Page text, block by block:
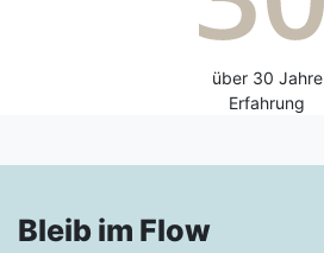
über 30 Jahre
Erfahrung
Bleib im Flow